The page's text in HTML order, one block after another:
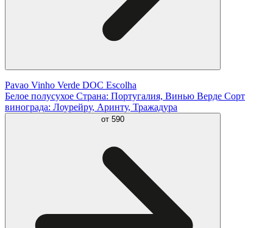
Pavao Vinho Verde DOC Escolha
Белое полусухое Страна: Португалия, Винью Верде Сорт
винограда: Лоурейру, Аринту, Тражадура
от 590